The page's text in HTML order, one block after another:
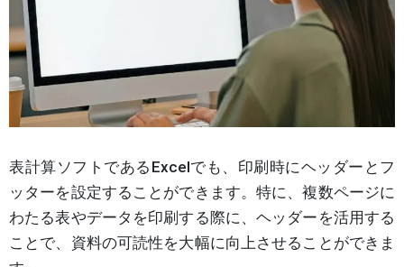
表計算ソフトであるExcelでも、印刷時にヘッダーとフ
ッターを設定することができます。特に、複数ページに
わたる表やデータを印刷する際に、ヘッダーを活用する
ことで、資料の可読性を大幅に向上させることができま